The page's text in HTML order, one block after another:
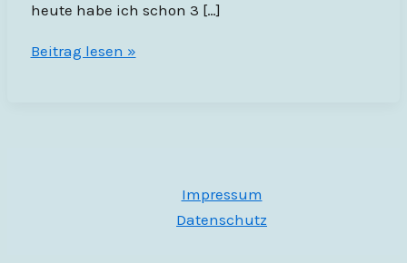
heute habe ich schon 3 […]
Warum
Beitrag lesen »
Impressum
Datenschutz